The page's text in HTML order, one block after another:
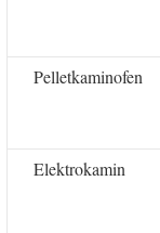
Pelletkaminofen
Elektrokamin